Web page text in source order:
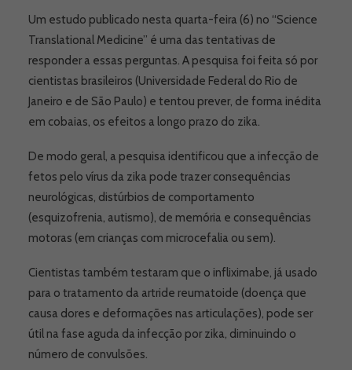
Um estudo publicado nesta quarta-feira (6) no “Science
Translational Medicine” é uma das tentativas de
responder a essas perguntas. A pesquisa foi feita só por
cientistas brasileiros (Universidade Federal do Rio de
Janeiro e de São Paulo) e tentou prever, de forma inédita
em cobaias, os efeitos a longo prazo do zika.
De modo geral, a pesquisa identificou que a infecção de
fetos pelo vírus da zika pode trazer consequências
neurológicas, distúrbios de comportamento
(esquizofrenia, autismo), de memória e consequências
motoras (em crianças com microcefalia ou sem).
Cientistas também testaram que o infliximabe, já usado
para o tratamento da artride reumatoide (doença que
causa dores e deformações nas articulações), pode ser
útil na fase aguda da infecção por zika, diminuindo o
número de convulsões.